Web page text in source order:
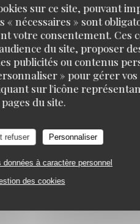
sur ce site, pouvant
« nécessaires » sont
votre consentement. Ces
du site, proposer
publicités ou contenus
» pour gérer
sur l'icône
du site.
refuser Personnaliser
à caractère personnel
des cookies
Fief